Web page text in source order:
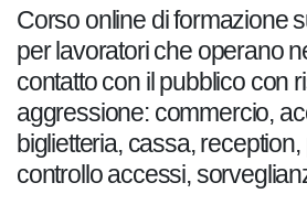
Corso online di
specifici per lavoratori che
attività a contatto con il
di aggressione: commercio,
biglietteria, cassa,
controllo accessi,